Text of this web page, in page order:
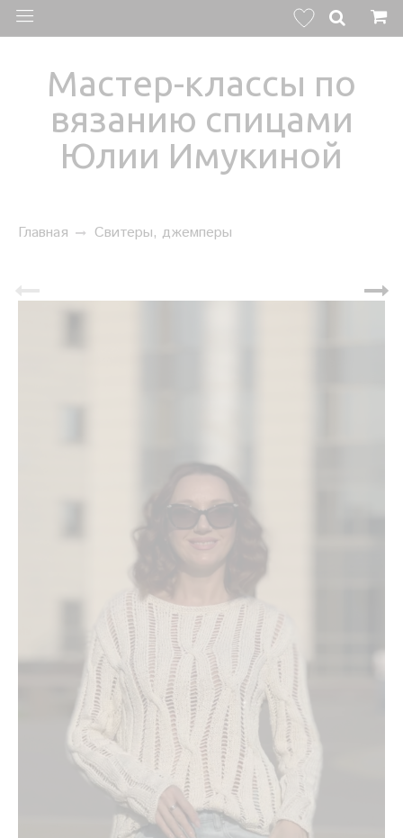
Мастер-классы по
вязанию спицами
Юлии Имукиной
Главная Свитеры, джемперы